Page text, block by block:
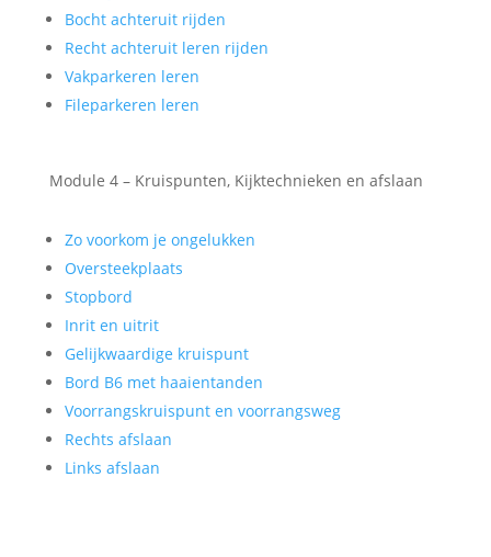
Bocht achteruit rijden
Recht achteruit leren rijden
Vakparkeren leren
Fileparkeren leren
Module 4 – Kruispunten, Kijktechnieken en afslaan
Zo voorkom je ongelukken
Oversteekplaats
Stopbord
Inrit en uitrit
Gelijkwaardige kruispunt
Bord B6 met haaientanden
Voorrangskruispunt en voorrangsweg
Rechts afslaan
Links afslaan